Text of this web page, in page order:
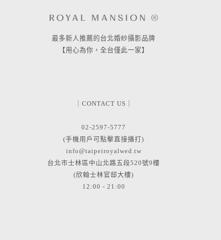
最多新人推薦的台北婚紗攝影品牌
【用心為你，全台僅此一家】
｜CONTACT US｜
02-2597-5777
(手機用戶可點擊直接播打)
info@taipeiroyalwed.tw
台北市士林區中山北路五段520號9樓
(欣翰士林官邸大樓)
12:00 - 21:00